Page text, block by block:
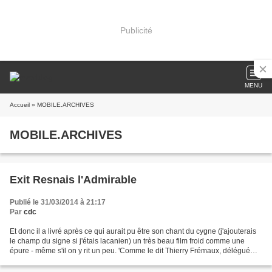
Publicité
MENU
Accueil » MOBILE.ARCHIVES
MOBILE.ARCHIVES
Exit Resnais l'Admirable
Publié le 31/03/2014 à 21:17
Par cdc
Et donc il a livré après ce qui aurait pu être son chant du cygne (j'ajouterais
le champ du signe si j'étais lacanien) un très beau film froid comme une
épure - même s'il on y rit un peu. 'Comme le dit Thierry Frémaux, délégué